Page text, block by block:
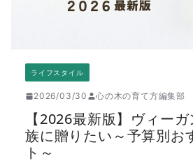
ライフスタイル
2026/03/30 心の木の育て方編集部
【2026最新版】ヴィー
族に贈りたい～予算別お
ト～